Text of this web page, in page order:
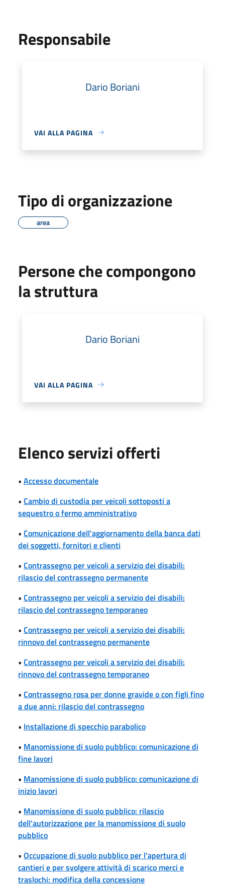
Responsabile
Dario Boriani
VAI ALLA PAGINA
Tipo di organizzazione
area
Persone che compongono
la struttura
Dario Boriani
VAI ALLA PAGINA
Elenco servizi offerti
• Accesso documentale
• Cambio di custodia per veicoli sottoposti a
sequestro o fermo amministrativo
• Comunicazione dell'aggiornamento della banca dati
dei soggetti, fornitori e clienti
• Contrassegno per veicoli a servizio dei disabili:
rilascio del contrassegno permanente
• Contrassegno per veicoli a servizio dei disabili:
rilascio del contrassegno temporaneo
• Contrassegno per veicoli a servizio dei disabili:
rinnovo del contrassegno permanente
• Contrassegno per veicoli a servizio dei disabili:
rinnovo del contrassegno temporaneo
• Contrassegno rosa per donne gravide o con figli fino
a due anni: rilascio del contrassegno
• Installazione di specchio parabolico
• Manomissione di suolo pubblico: comunicazione di
fine lavori
• Manomissione di suolo pubblico: comunicazione di
inizio lavori
• Manomissione di suolo pubblico: rilascio
dell'autorizzazione per la manomissione di suolo
pubblico
• Occupazione di suolo pubblico per l'apertura di
cantieri e per svolgere attività di scarico merci e
traslochi: modifica della concessione